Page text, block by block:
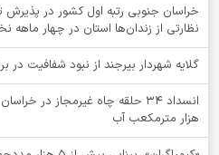
نظارتی از زندان‌ها استان در چهار ماهه
گلایه شهردار بیرجند از نبود شفافیت
هزار مترمکعب آب